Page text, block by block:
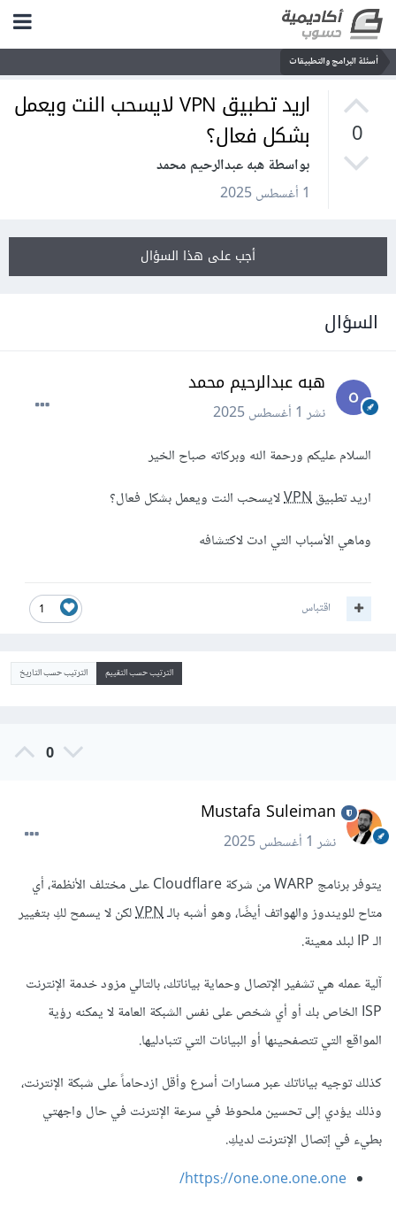
أسئلة البرامج والتطبيقات
0
اريد تطبيق VPN لايسحب النت ويعمل
بشكل فعال؟
بواسطة هبه عبدالرحيم محمد
1 أغسطس 2025
أجب على هذا السؤال
السؤال
هبه عبدالرحيم محمد
نشر1 أغسطس 2025
السلام عليكم ورحمة الله وبركاته صباح الخير
اريد تطبيقVPNلايسحب النت ويعمل بشكل فعال؟
وماهي الأسباب التي ادت لاكتشافه
1 اقتباس
الترتيب حسب التقييم الترتيب حسب التاريخ
0
Mustafa Suleiman
نشر1 أغسطس 2025
يتوفر برنامج WARP من شركة Cloudflare على مختلف الأنظمة، أي
متاح للويندوز والهواتف أيضًا، وهو أشبه بالـVPNلكن لا يسمح لكِ بتغيير
الـ IP لبلد معينة.
آلية عمله هي تشفير الإتصال وحماية بياناتك، بالتالي مزود خدمة الإنترنت
ISP الخاص بك أو أي شخص على نفس الشبكة العامة لا يمكنه رؤية
المواقع التي تتصفحينها أو البيانات التي تتبادليها.
كذلك توجيه بياناتك عبر مسارات أسرع وأقل ازدحاماً على شبكة الإنترنت،
وذلك يؤدي إلى تحسين ملحوظ في سرعة الإنترنت في حال واجهتي
بطيء في إتصال الإنترنت لديكِ.
https://one.one.one.one/